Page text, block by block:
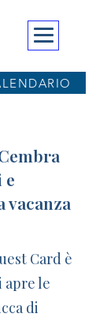
e
vacanza
Card è
apre le
di